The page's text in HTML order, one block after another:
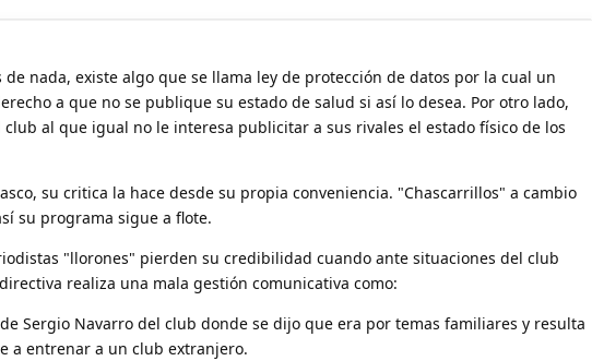
de nada, existe algo que se llama ley de protección de datos por la cual un
a que no se publique su estado de salud si así lo desea. Por otro lado,
al que igual no le interesa publicitar a sus rivales el estado físico de los
su critica la hace desde su propia conveniencia. "Chascarrillos" a cambio
su programa sigue a flote.
"llorones" pierden su credibilidad cuando ante situaciones del club
realiza una mala gestión comunicativa como:
Sergio Navarro del club donde se dijo que era por temas familiares y resulta
a entrenar a un club extranjero.